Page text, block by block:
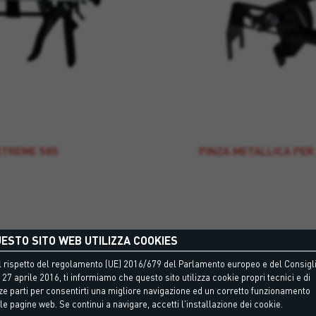
585 PINZA METALLICA
SITO WEB UTILIZZA COOKIES
rispetto del regolamento (UE) 2016/679 del Parlamento europeo e del
27 aprile 2016, ti informiamo che questo sito utilizza cookie propri tecnici e di
parti per consentirti una migliore navigazione ed un corretto funzionamento
pagine web. Se continui a navigare, accetti l'installazione dei cookie.